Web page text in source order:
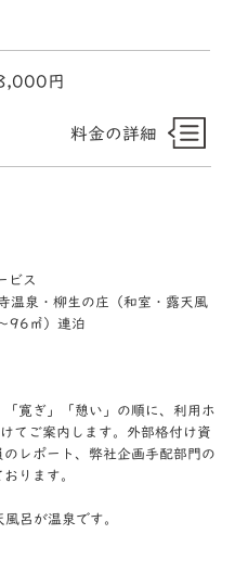
円
料金の詳細
ビス
温泉・柳生の庄（和室・露天風
96㎡）連泊
「寛ぎ」「憩い」の順に、利⽤ホ
てご案内します。外部格付け資
レポート、弊社企画⼿配部⾨の
ります。
呂が温泉です。